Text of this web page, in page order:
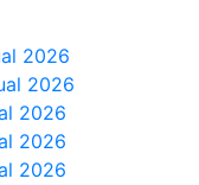
2026
2026
2026
2026
2026